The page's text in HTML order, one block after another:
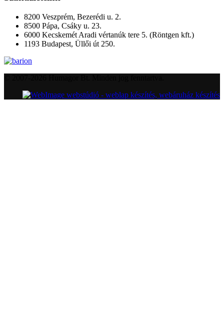
8200 Veszprém, Bezerédi u. 2.
8500 Pápa, Csáky u. 23.
6000 Kecskemét Aradi vértanúk tere 5. (Röntgen kft.)
1193 Budapest, Üllői út 250.